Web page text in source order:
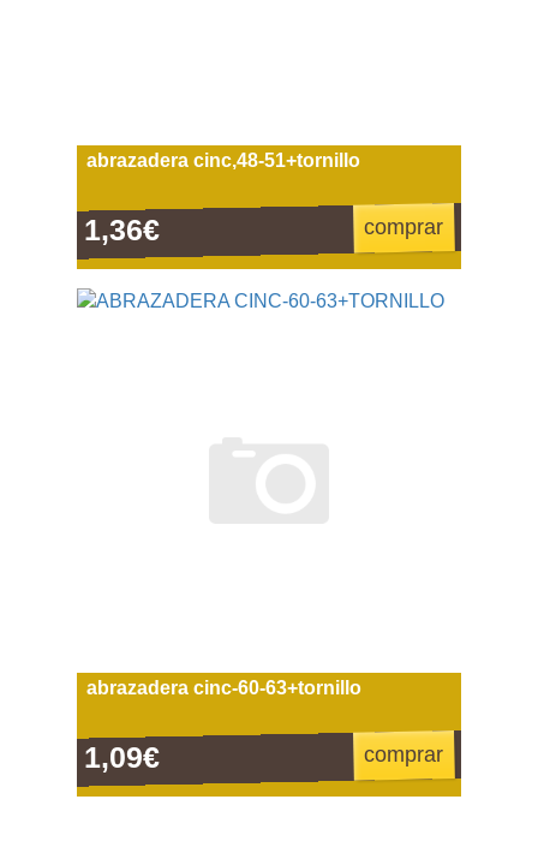
abrazadera cinc,48-51+tornillo
1,36€ comprar
abrazadera cinc-60-63+tornillo
1,09€ comprar